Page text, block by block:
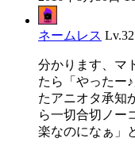
ネームレス Lv.32
分かります、マ
たら「やったー
たアニオタ承知
ら一切合切ノー
楽なのになぁ」